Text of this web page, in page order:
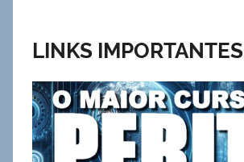
LINKS IMPORTANTES